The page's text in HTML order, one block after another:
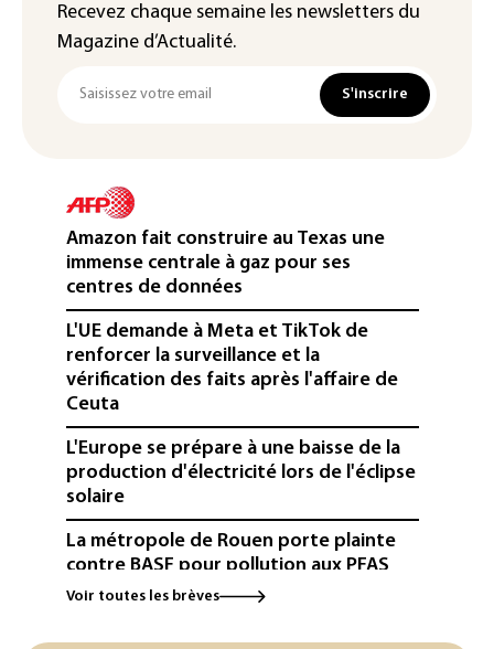
Recevez chaque semaine les newsletters du
Magazine d’Actualité.
S'inscrire
Amazon fait construire au Texas une
immense centrale à gaz pour ses
centres de données
L'UE demande à Meta et TikTok de
renforcer la surveillance et la
vérification des faits après l'affaire de
Ceuta
L'Europe se prépare à une baisse de la
production d'électricité lors de l'éclipse
solaire
La métropole de Rouen porte plainte
contre BASF pour pollution aux PFAS
Canicule: à l'arrêt depuis fin juillet, la
Voir toutes les brèves